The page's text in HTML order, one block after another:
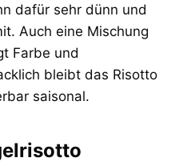
dafür sehr dünn und
Auch eine Mischung
Farbe und
bleibt das Risotto
saisonal.